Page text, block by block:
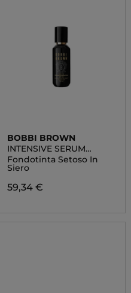
BOBBI BROWN
INTENSIVE SERUM
FOUNDATION
Fondotinta Setoso In
Siero
59,34 €